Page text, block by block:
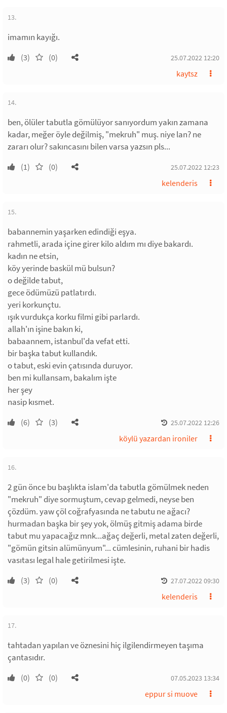
13.
imamın kayığı.
(3) (0) 25.07.2022 12:20
kaytsz
14.
ben, ölüler tabutla gömülüyor sanıyordum yakın zamana
kadar, meğer öyle değilmiş, "mekruh" muş. niye lan? ne
zararı olur? sakıncasını bilen varsa yazsın pls...
(1) (0) 25.07.2022 12:23
kelenderis
15.
babannemin yaşarken edindiği eşya.
rahmetli, arada içine girer kilo aldım mı diye bakardı.
kadın ne etsin,
köy yerinde baskül mü bulsun?
o değilde tabut,
gece ödümüzü patlatırdı.
yeri korkunçtu.
ışık vurdukça korku filmi gibi parlardı.
allah'ın işine bakın ki,
babaannem, istanbul'da vefat etti.
bir başka tabut kullandık.
o tabut, eski evin çatısında duruyor.
ben mi kullansam, bakalım işte
her şey
nasip kısmet.
(6) (3) 25.07.2022 12:26
köylü yazardan ironiler
16.
2 gün önce bu başlıkta islam'da tabutla gömülmek neden
"mekruh" diye sormuştum, cevap gelmedi, neyse ben
çözdüm. yaw çöl coğrafyasında ne tabutu ne ağacı?
hurmadan başka bir şey yok, ölmüş gitmiş adama birde
tabut mu yapacağız mnk...ağaç değerli, metal zaten değerli,
"gömün gitsin alümünyum"... cümlesinin, ruhani bir hadis
vasıtası legal hale getirilmesi işte.
(3) (0) 27.07.2022 09:30
kelenderis
17.
tahtadan yapılan ve öznesini hiç ilgilendirmeyen taşıma
çantasıdır.
(0) (0) 07.05.2023 13:34
eppur si muove